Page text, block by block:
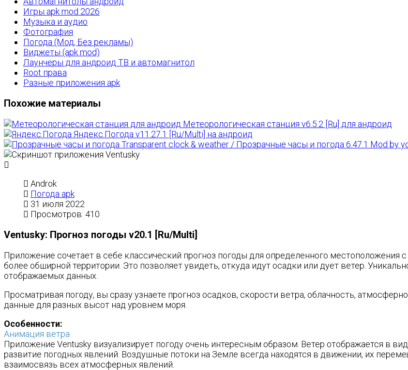
Игры apk mod 2026
Музыка и аудио
Фотография
Погода (Мод, Без рекламы)
Виджеты (apk mod)
Лаунчеры для андроид ТВ и автомагнитол
Root права
Разные приложения apk
Похожие материалы
Метеорологическая станция v6.5.2 [Ru] для андроид
Яндекс.Погода v11.27.1 [Ru/Multi] на андроид
Transparent clock & weather / Прозрачные часы и погода 6.47.1 Mod by
Androk
Погода apk
31 июля 2022
Просмотров: 410
Ventusky: Прогноз погоды v20.1 [Ru/Multi]
Приложение сочетает в себе классический прогноз погоды для определенного местоположения
более обширной территории. Это позволяет увидеть, откуда идут осадки или дует ветер.
отображаемых данных.
Просматривая погоду, вы сразу узнаете прогноз осадков, скорости ветра, облачность,
данные для разных высот над уровнем моря.
Особенности:
Анимация ветра
Приложение Ventusky визуализирует погоду очень интересным образом. Ветер отображается в
развитие погодных явлений. Воздушные потоки на Земле всегда находятся в движении, их
взаимосвязь всех атмосферных явлений.